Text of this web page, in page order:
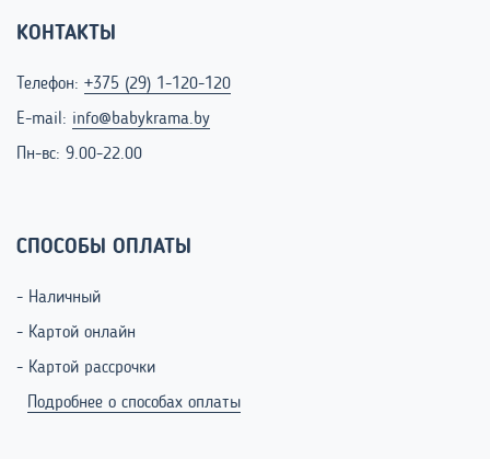
КОНТАКТЫ
Телефон: +375 (29) 1-120-120
E-mail: info@babykrama.by
Пн-вс: 9.00-22.00
СПОСОБЫ ОПЛАТЫ
- Наличный
- Картой онлайн
- Картой рассрочки
Подробнее о способах оплаты